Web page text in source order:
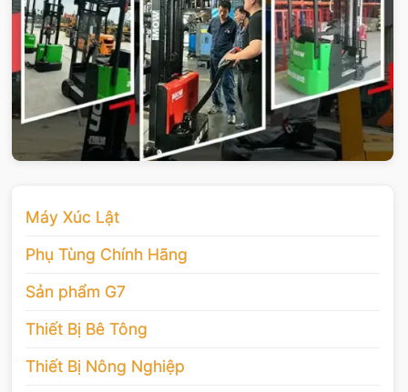
Máy Xúc Lật
Phụ Tùng Chính Hãng
Sản phẩm G7
Thiết Bị Bê Tông
Thiết Bị Nông Nghiệp